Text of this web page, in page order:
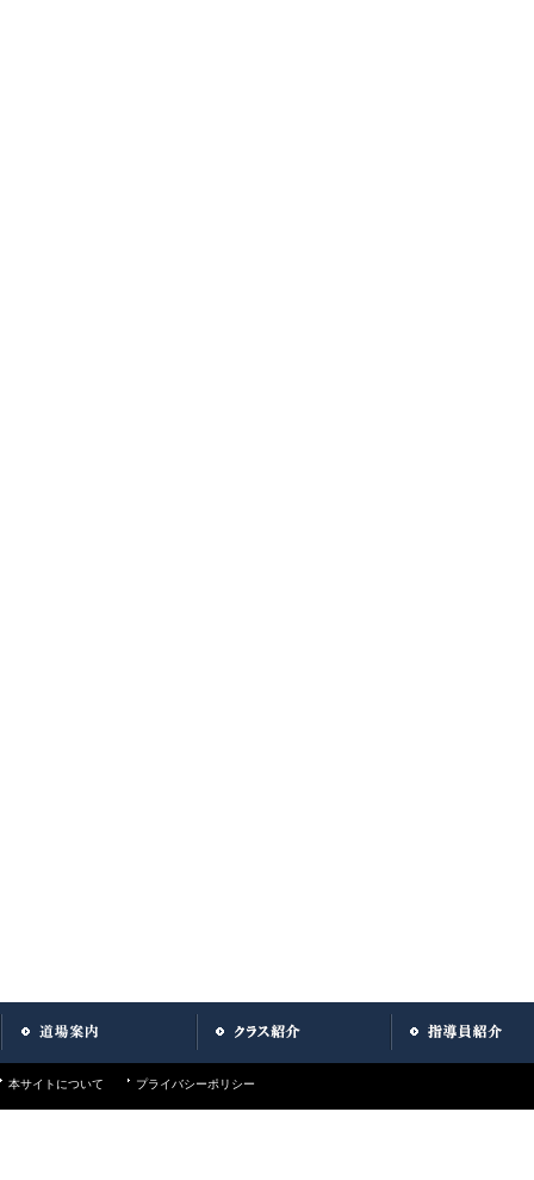
本サイトについて プライバシーポリシー